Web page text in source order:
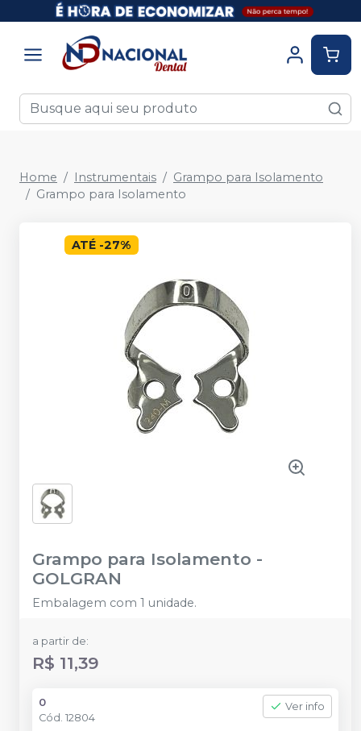
Home Instrumentais
Grampo para Isolamento
Grampo para Isolamento
ATÉ -27%
Grampo para Isolamento -
GOLGRAN
Embalagem com 1 unidade.
a partir de:
R$ 11,39
0
Cód. 12804
Ver info